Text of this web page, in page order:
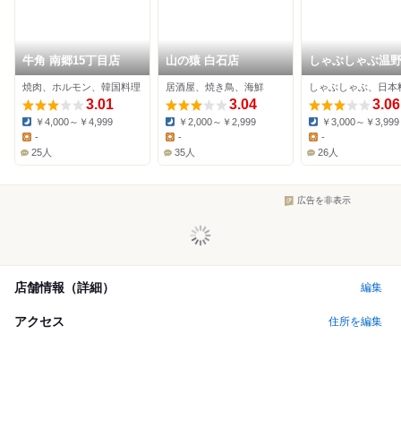
牛角 南郷15丁目店
焼肉、ホルモン、韓国料理
3.01
Dinner:
￥4,000～￥4,999
Lunch:
-
25人
山の猿 白石店
居酒屋、焼き鳥、海鮮
3.04
Dinner:
￥2,000～￥2,999
Lunch:
-
35人
しゃぶしゃぶ温
白石店
3.06
Dinner:
￥3,000～￥3,999
Lunch:
-
26人
広告を非表示
店舗情報（詳細） 編集
アクセス 住所を編集